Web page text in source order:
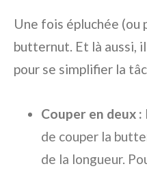
Une fois épluchée (ou
butternut. Et là aussi,
pour se simplifier la
Couper en deux :
de couper la
de la longueur.